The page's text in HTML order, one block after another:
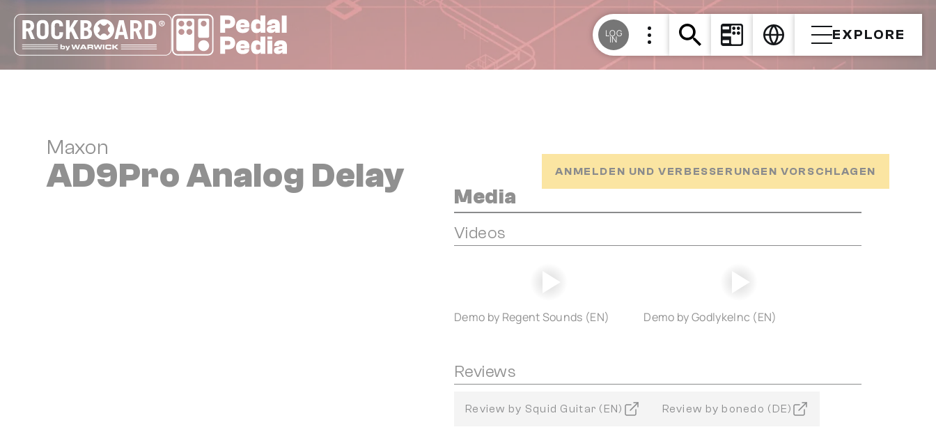
LOG
IN EXPLORE
Maxon
AD9Pro Analog Delay ANMELDEN UND VERBESSERUNGEN VORSCHLAGEN
Media
Videos
Demo by Regent Sounds (EN) Demo by GodlykeInc (EN)
Reviews
Review by Squid Guitar (EN) Review by bonedo (DE)